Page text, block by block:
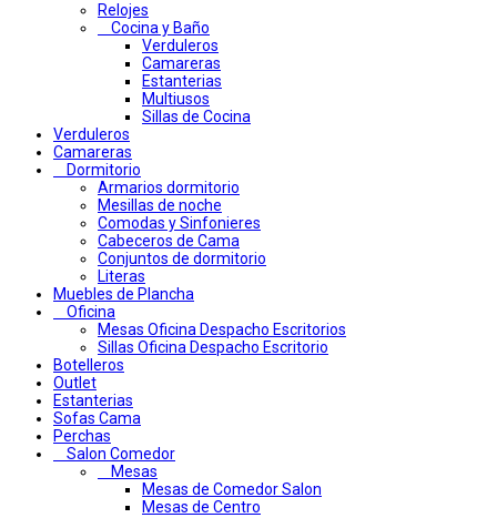
Relojes
Cocina y Baño
Verduleros
Camareras
Estanterias
Multiusos
Sillas de Cocina
Verduleros
Camareras
Dormitorio
Armarios dormitorio
Mesillas de noche
Comodas y Sinfonieres
Cabeceros de Cama
Conjuntos de dormitorio
Literas
Muebles de Plancha
Oficina
Mesas Oficina Despacho Escritorios
Sillas Oficina Despacho Escritorio
Botelleros
Outlet
Estanterias
Sofas Cama
Perchas
Salon Comedor
Mesas
Mesas de Comedor Salon
Mesas de Centro